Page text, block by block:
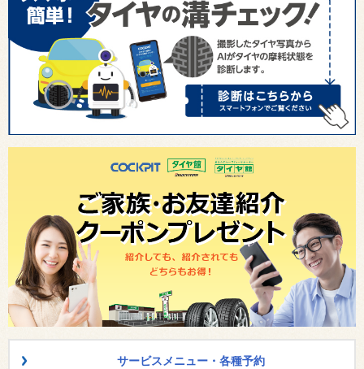
サービスメニュー・各種予約